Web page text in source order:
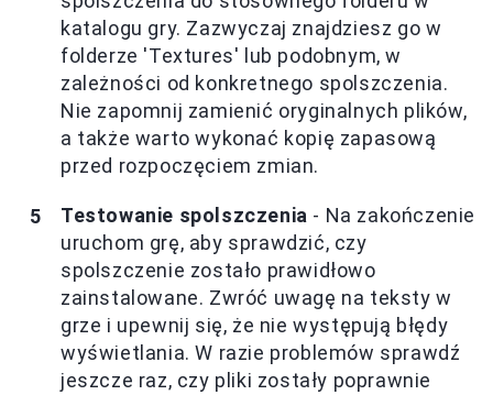
katalogu gry. Zazwyczaj znajdziesz go w
folderze 'Textures' lub podobnym, w
zależności od konkretnego spolszczenia.
Nie zapomnij zamienić oryginalnych plików,
a także warto wykonać kopię zapasową
przed rozpoczęciem zmian.
Testowanie spolszczenia - Na zakończenie
uruchom grę, aby sprawdzić, czy
spolszczenie zostało prawidłowo
zainstalowane. Zwróć uwagę na teksty w
grze i upewnij się, że nie występują błędy
wyświetlania. W razie problemów sprawdź
jeszcze raz, czy pliki zostały poprawnie